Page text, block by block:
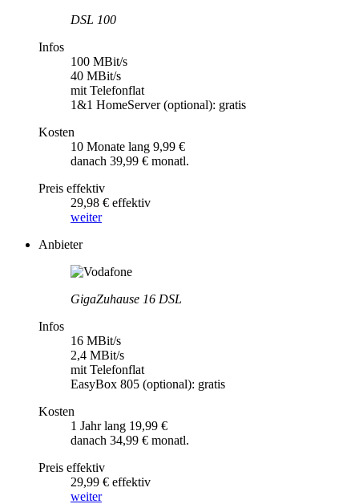
DSL 100
Infos
100 MBit/s
40 MBit/s
mit Telefonflat
1&1 HomeServer (optional): gratis
Kosten
10 Monate lang 9,99 €
danach 39,99 € monatl.
Preis effektiv
29,98 € effektiv
weiter
Anbieter
GigaZuhause 16 DSL
Infos
16 MBit/s
2,4 MBit/s
mit Telefonflat
EasyBox 805 (optional): gratis
Kosten
1 Jahr lang 19,99 €
danach 34,99 € monatl.
Preis effektiv
29,99 € effektiv
weiter